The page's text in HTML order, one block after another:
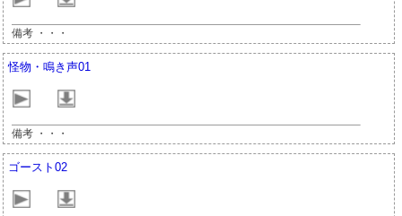
備考 ・・・
怪物・鳴き声01
備考 ・・・
ゴースト02